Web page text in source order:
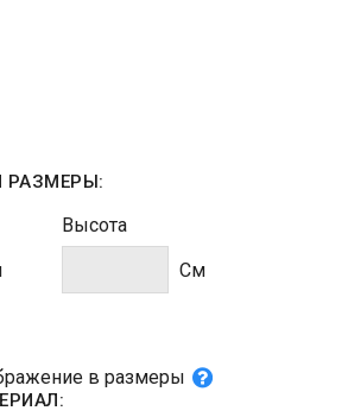
РАЗМЕРЫ:
Высота
Cм
в размеры